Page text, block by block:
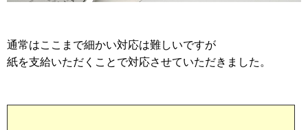
通常はここまで細かい対応は難しいですが
紙を支給いただくことで対応させていただきました。